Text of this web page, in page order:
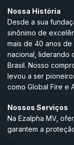
Nossa História
Desde a sua
sinônimo de
mais de 40 anos
nacional, liderando
Brasil. Nosso
levou a ser
como Global Fire e
Nossos Serviços
Na Ezalpha MV,
garantem a